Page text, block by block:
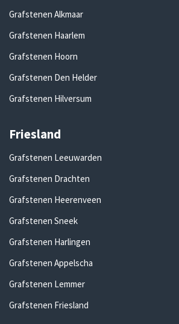
Grafstenen Alkmaar
Grafstenen Haarlem
Grafstenen Hoorn
Grafstenen Den Helder
Grafstenen Hilversum
Friesland
Grafstenen Leeuwarden
Grafstenen Drachten
Grafstenen Heerenveen
Grafstenen Sneek
Grafstenen Harlingen
Grafstenen Appelscha
Grafstenen Lemmer
Grafstenen Friesland